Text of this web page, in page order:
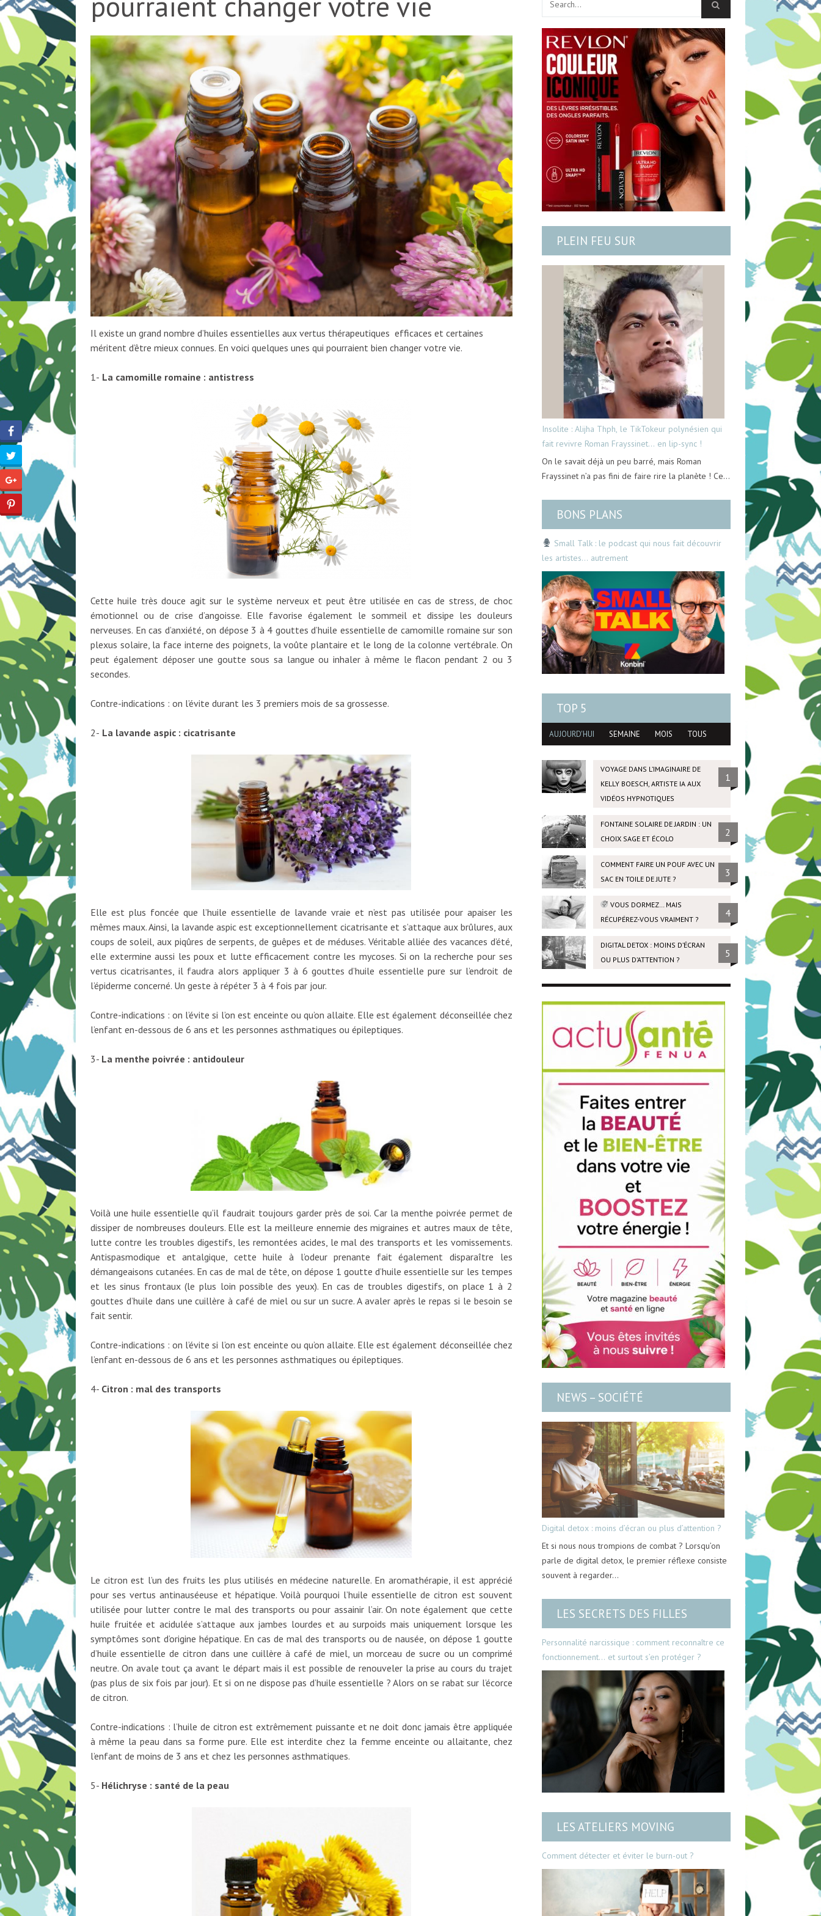
Il existe un grand nombre d’huiles essentielles aux vertus thérapeutiques efficaces et certaines
méritent d’être mieux connues. En voici quelques unes qui pourraient bien changer votre vie.
1- La camomille romaine : antistress
Cette huile très douce agit sur le système nerveux et peut être utilisée en cas de stress, de choc
émotionnel ou de crise d’angoisse. Elle favorise également le sommeil et dissipe les douleurs
nerveuses. En cas d’anxiété, on dépose 3 à 4 gouttes d’huile essentielle de camomille romaine sur son
plexus solaire, la face interne des poignets, la voûte plantaire et le long de la colonne vertébrale. On
peut également déposer une goutte sous sa langue ou inhaler à même le flacon pendant 2 ou 3
secondes.
Contre-indications : on l’évite durant les 3 premiers mois de sa grossesse.
2- La lavande aspic : cicatrisante
Elle est plus foncée que l’huile essentielle de lavande vraie et n’est pas utilisée pour apaiser les
mêmes maux. Ainsi, la lavande aspic est exceptionnellement cicatrisante et s’attaque aux brûlures, aux
coups de soleil, aux piqûres de serpents, de guêpes et de méduses. Véritable alliée des vacances d’été,
elle extermine aussi les poux et lutte efficacement contre les mycoses. Si on la recherche pour ses
vertus cicatrisantes, il faudra alors appliquer 3 à 6 gouttes d’huile essentielle pure sur l’endroit de
l’épiderme concerné. Un geste à répéter 3 à 4 fois par jour.
Contre-indications : on l’évite si l’on est enceinte ou qu’on allaite. Elle est également déconseillée chez
l’enfant en-dessous de 6 ans et les personnes asthmatiques ou épileptiques.
3- La menthe poivrée : antidouleur
Voilà une huile essentielle qu’il faudrait toujours garder près de soi. Car la menthe poivrée permet de
dissiper de nombreuses douleurs. Elle est la meilleure ennemie des migraines et autres maux de tête,
lutte contre les troubles digestifs, les remontées acides, le mal des transports et les vomissements.
Antispasmodique et antalgique, cette huile à l’odeur prenante fait également disparaître les
démangeaisons cutanées. En cas de mal de tête, on dépose 1 goutte d’huile essentielle sur les tempes
et les sinus frontaux (le plus loin possible des yeux). En cas de troubles digestifs, on place 1 à 2
gouttes d’huile dans une cuillère à café de miel ou sur un sucre. A avaler après le repas si le besoin se
fait sentir.
Contre-indications : on l’évite si l’on est enceinte ou qu’on allaite. Elle est également déconseillée chez
l’enfant en-dessous de 6 ans et les personnes asthmatiques ou épileptiques.
4- Citron : mal des transports
Le citron est l’un des fruits les plus utilisés en médecine naturelle. En aromathérapie, il est apprécié
pour ses vertus antinauséeuse et hépatique. Voilà pourquoi l’huile essentielle de citron est souvent
utilisée pour lutter contre le mal des transports ou pour assainir l’air. On note également que cette
huile fruitée et acidulée s’attaque aux jambes lourdes et au surpoids mais uniquement lorsque les
symptômes sont d’origine hépatique. En cas de mal des transports ou de nausée, on dépose 1 goutte
d’huile essentielle de citron dans une cuillère à café de miel, un morceau de sucre ou un comprimé
neutre. On avale tout ça avant le départ mais il est possible de renouveler la prise au cours du trajet
(pas plus de six fois par jour). Et si on ne dispose pas d’huile essentielle ? Alors on se rabat sur l’écorce
de citron.
Contre-indications : l’huile de citron est extrêmement puissante et ne doit donc jamais être appliquée
à même la peau dans sa forme pure. Elle est interdite chez la femme enceinte ou allaitante, chez
l’enfant de moins de 3 ans et chez les personnes asthmatiques.
5- Hélichryse : santé de la peau
PLEIN FEU SUR
Insolite : Alijha Thph, le TikTokeur polynésien qui
fait revivre Roman Frayssinet… en lip-sync !
On le savait déjà un peu barré, mais Roman
Frayssinet n’a pas fini de faire rire la planète ! Ce…
BONS PLANS
Small Talk : le podcast qui nous fait découvrir
les artistes… autrement
TOP 5
AUJOURD'HUI SEMAINE MOIS TOUS
VOYAGE DANS L’IMAGINAIRE DE
KELLY BOESCH, ARTISTE IA AUX
VIDÉOS HYPNOTIQUES
1
FONTAINE SOLAIRE DE JARDIN : UN
CHOIX SAGE ET ÉCOLO
2
COMMENT FAIRE UN POUF AVEC UN
SAC EN TOILE DE JUTE ?
3
VOUS DORMEZ… MAIS
RÉCUPÉREZ-VOUS VRAIMENT ?
4
DIGITAL DETOX : MOINS D’ÉCRAN
OU PLUS D’ATTENTION ?
5
NEWS – SOCIÉTÉ
Digital detox : moins d’écran ou plus d’attention ?
Et si nous nous trompions de combat ? Lorsqu’on
parle de digital detox, le premier réflexe consiste
souvent à regarder…
LES SECRETS DES FILLES
Personnalité narcissique : comment reconnaître ce
fonctionnement… et surtout s’en protéger ?
LES ATELIERS MOVING
Comment détecter et éviter le burn-out ?